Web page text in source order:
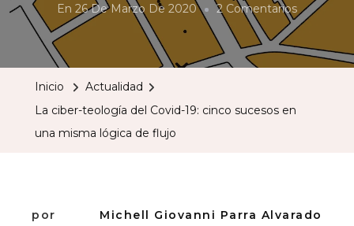
En 26 De Marzo De 2020 2 ComentariosEn
La
Ciber-
Una
Inicio
Actualidad
La ciber-teología del Covid-19: cinco sucesos en
una misma lógica de flujo
por Michell Giovanni Parra Alvarado